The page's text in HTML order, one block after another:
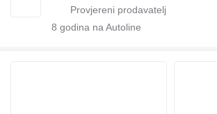
8 godina na Autoline